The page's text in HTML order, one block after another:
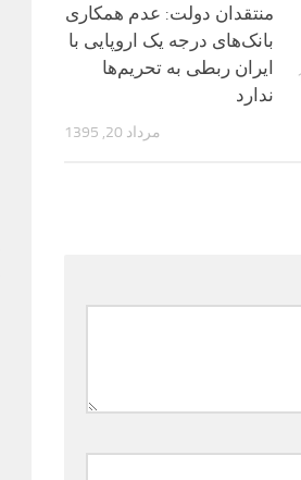
منتقدان دولت: عدم همکاری
بانک‌های درجه یک اروپایی با
ایران ربطی به تحریم‌ها
ندارد
مرداد 20, 1395